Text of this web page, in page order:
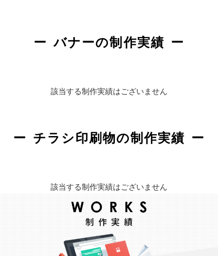
バナーの制作実績
該当する制作実績はございません
チラシ印刷物の制作実績
該当する制作実績はございません